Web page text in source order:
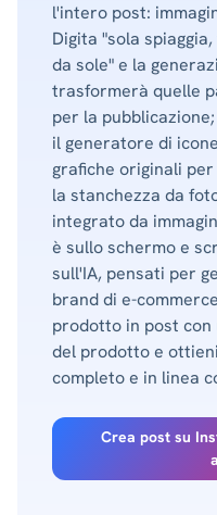
l'intero post:
Digita "sola
da sole" e la
trasformerà quelle
per la
il generatore di
grafiche originali
la stanchezza da
integrato da
è sullo schermo e
sull'IA, pensati per
brand di e-
prodotto in post
del prodotto e
completo e in linea
Crea post su